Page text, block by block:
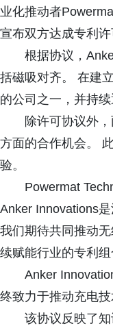
业化推动者
宣布双方达成专利
根据协议，
括磁吸对齐。 在建
的公司之一，并持
除许可协议外
方面的合作机会。
验。
Powermat
Anker Innovations
我们期待共同推动
续赋能行业的专利组
Anker
终致力于推动充电
该协议反映了